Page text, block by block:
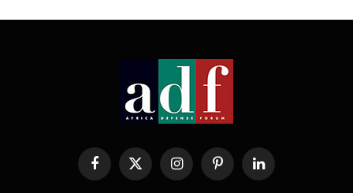
Facebook
X
InstagramPinterestLinkedIn